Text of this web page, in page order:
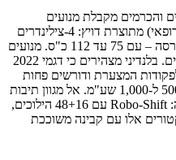
והכרמים מקבלת מנועים
מעודכנים (עומדים בתקן 'שלב 5' האירופאי) מתוצרת דויץ: 4-צילינדרים
בנפח 2.9 ליטר המוצעים – בהתאם לגרסה – עם 75 עד 112 כ"ס. מנועים
אלו מצוידים במגדשי טורבו ומצנני ביניים. בלנדיני מצהירים כי דגמי 2022
המצערת ודורשים פחות
תחזוקה: מרווחי הטיפולים הוכפלו, מ-500 ל-1,000 שע"מ. אל מגוון תיבות
ההילוכים מצטרפת השנה תיבה חדשה: Robo-Shift עם 48+16 הילוכים,
אלו עם קבינה משוככת